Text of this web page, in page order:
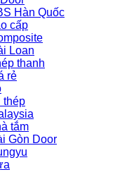
Hàn Quốc
cấp
Loan
thanh
rẻ
thép
tắm
Gòn Door